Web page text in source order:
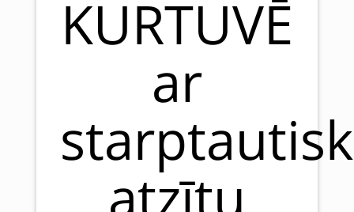
KURTUVĒ
ar
atzītu